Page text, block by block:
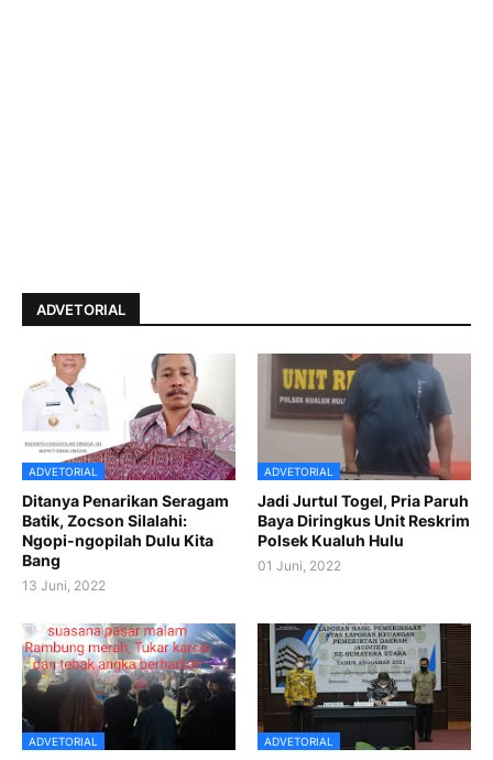
ADVETORIAL
ADVETORIAL
Ditanya Penarikan Seragam
Batik, Zocson Silalahi:
Ngopi-ngopilah Dulu Kita
Bang
13 Juni, 2022
ADVETORIAL
Jadi Jurtul Togel, Pria Paruh
Baya Diringkus Unit Reskrim
Polsek Kualuh Hulu
01 Juni, 2022
ADVETORIAL ADVETORIAL